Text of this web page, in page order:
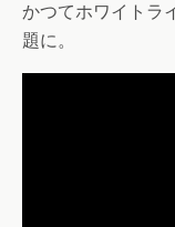
かつてホワイトラ
題に。